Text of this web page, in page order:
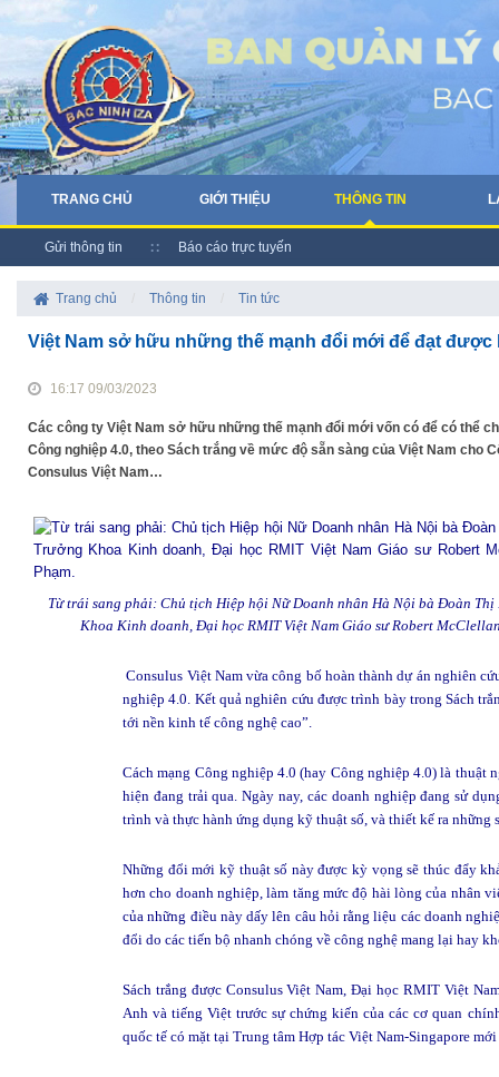
TRANG CHỦ GIỚI THIỆU THÔNG TIN
Gửi thông tin Báo cáo trực tuyến
Trang chủ Thông tin Tin tức
Việt Nam sở hữu những thế mạnh đổi mới để đạt
16:17 09/03/2023
Các công ty Việt Nam sở hữu những thế mạnh đổi mới vốn có để có thể
Công nghiệp 4.0, theo Sách trắng về mức độ sẵn sàng của Việt Nam
Consulus Việt Nam…
Từ trái sang phải: Chủ tịch Hiệp hội Nữ Doanh nhân Hà Nội bà Đoàn
Khoa Kinh doanh, Đại học RMIT Việt Nam Giáo sư Robert
Consulus Việt Nam vừa công bố hoàn thành dự án nghiên
nghiệp 4.0. Kết quả nghiên cứu được trình bày trong Sách
tới nền kinh tế công nghệ cao”.
Cách mạng Công nghiệp 4.0 (hay Công nghiệp 4.0) là
hiện đang trải qua. Ngày nay, các doanh nghiệp đang sử
trình và thực hành ứng dụng kỹ thuật số, và thiết kế ra
Những đổi mới kỹ thuật số này được kỳ vọng sẽ thúc đẩy
hơn cho doanh nghiệp, làm tăng mức độ hài lòng của nhân
của những điều này dấy lên câu hỏi rằng liệu các doanh
đổi do các tiến bộ nhanh chóng về công nghệ mang lại hay
Sách trắng được Consulus Việt Nam, Đại học RMIT Việt
Anh và tiếng Việt trước sự chứng kiến của các cơ quan
quốc tế có mặt tại Trung tâm Hợp tác Việt Nam-Singapore